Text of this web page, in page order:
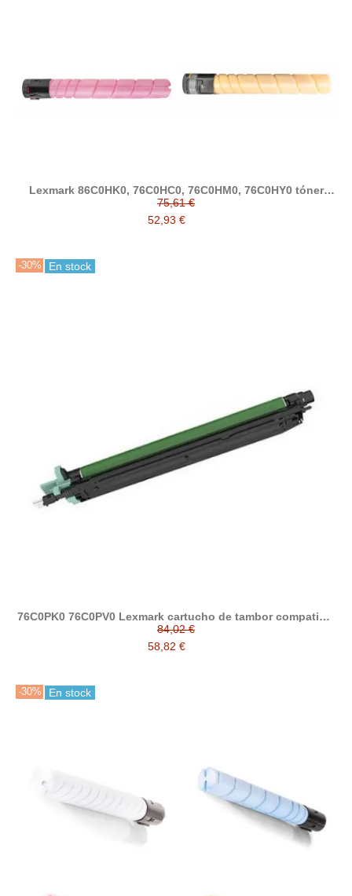
Lexmark 86C0HK0, 76C0HC0, 76C0HM0, 76C0HY0 tóner
compatible (Lexmark CX921, CX922, CX923, CX924)
75,61 €
52,93 €
-30% En stock
76C0PK0 76C0PV0 Lexmark cartucho de tambor compatible
( C9325, XC9225, XC9235, XC9245, XC9255, XC9265 )
84,02 €
58,82 €
-30% En stock